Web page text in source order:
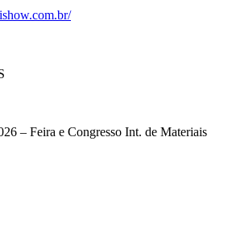
– Feira e Congresso Int. de Materiais